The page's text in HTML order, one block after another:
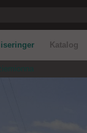
Katalog